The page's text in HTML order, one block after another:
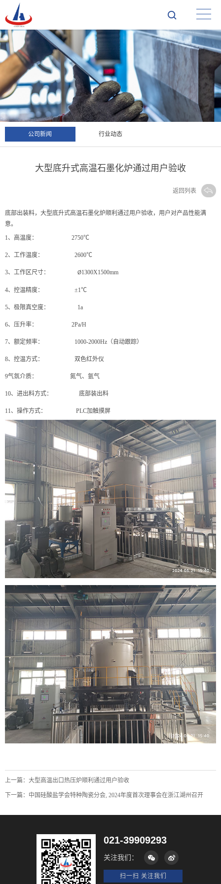
公司新闻 行业动态
大型底升式高温石墨化炉通过用户验收
返回列表
底部出装料，大型底升式高温石墨化炉顺利通过用户验收，用户对产品性能满
意。
1、高温度： 2750℃
2、工作温度： 2600℃
3、工作区尺寸： Ø1300X1500mm
4、控温精度： ±1℃
5、极限真空度： 1a
6、压升率： 2Pa/H
7、额定频率： 1000-2000Hz（自动跟踪）
8、控温方式： 双色红外仪
9气氛介质： 氮气、氩气
10、进出料方式： 底部装出料
11、操作方式： PLC加触摸屏
上一篇： 大型高温出口热压炉顺利通过用户验收
下一篇： 中国硅酸盐学会特种陶瓷分会, 2024年度首次理事会在浙江湖州召开
021-39909293
关注我们：
扫一扫 关注我们